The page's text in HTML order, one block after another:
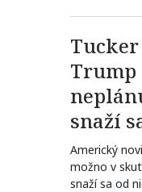
Trump
snaží
Americký
možno v
snaží sa od